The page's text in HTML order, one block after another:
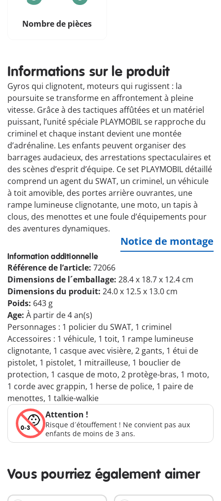
Nombre de pièces
Informations sur le produit
Gyros qui clignotent, moteurs qui rugissent : la
poursuite se transforme en affrontement à pleine
vitesse. Grâce à des tactiques affûtées et un matériel
puissant, l’unité spéciale PLAYMOBIL se rapproche du
criminel et chaque instant devient une montée
d’adrénaline. Les enfants peuvent organiser des
barrages audacieux, des arrestations spectaculaires et
des scènes d’esprit d’équipe. Ce set PLAYMOBIL détaillé
comprend un agent du SWAT, un criminel, un véhicule
à toit amovible, des portes arrière ouvrantes, une
rampe lumineuse clignotante, une moto, un tapis à
clous, des menottes et une foule d’équipements pour
des aventures dynamiques.
Notice de montage
Information additionnelle
Référence de l’article: 72066
Dimensions de l´emballage: 28.4 x 18.7 x 12.4 cm
Dimensions du produit: 24.0 x 12.5 x 13.0 cm
Poids: 643 g
Age: À partir de 4 an(s)
Personnages : 1 policier du SWAT, 1 criminel
Accessoires : 1 véhicule, 1 toit, 1 rampe lumineuse
clignotante, 1 casque avec visière, 2 gants, 1 étui de
pistolet, 1 pistolet, 1 mitrailleuse, 1 bouclier de
protection, 1 casque de moto, 2 protège-bras, 1 moto,
1 corde avec grappin, 1 herse de police, 1 paire de
menottes, 1 talkie-walkie
Attention !
Risque d´étouffement ! Ne convient pas aux
enfants de moins de 3 ans.
Vous pourriez également aimer